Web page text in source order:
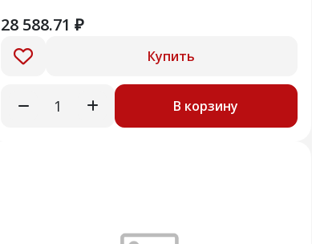
28 588.71 ₽
Купить
В корзину